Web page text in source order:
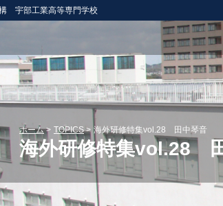
宇部工業高等専門学校
ホーム TOPICS 海外研修特集vol.28 田中琴音
海外研修特集vol.28